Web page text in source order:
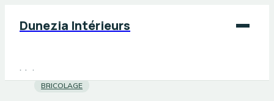
Dunezia Intérieurs
Maison
BRICOLAGE